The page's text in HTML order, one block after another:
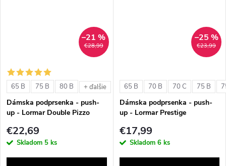
€28,99
–21 %
65 B 75 B 80 B + ďalšie
Dámska podprsenka - push-
up - Lormar Double Pizzo
€22,69
Skladom 5 ks
€23,99
–25 %
65 B 70 B 70 C 75 B
Dámska podprsenka - push-
up - Lormar Prestige
€17,99
Skladom 6 ks